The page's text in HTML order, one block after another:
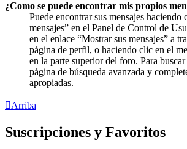
¿Como se puede encontrar mis propios
Puede encontrar sus mensajes haciendo
mensajes” en el Panel de Control de
en el enlace “Mostrar sus mensajes” a
página de perfil, o haciendo clic en el
en la parte superior del foro. Para
página de búsqueda avanzada y
apropiadas.
Arriba
Suscripciones y Favoritos